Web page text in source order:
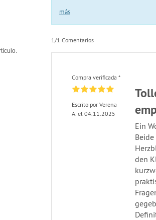
más
1/1 Comentarios
Compra verificada *
Escrito por Verena
A. el 04.11.2025
Ein
den